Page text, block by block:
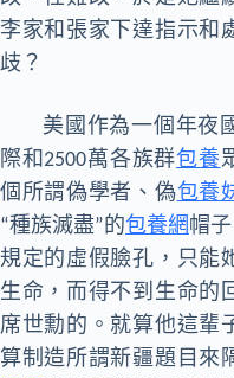
李家和張家下達指示和
歧？
美國作為一個年夜
際和2500萬各族群包養
個所謂偽學者、偽包養
“種族滅盡”的包養網帽
規定的虛假臉孔，只能
生命，而得不到生命的
席世勳的。就算他這輩
算制造所謂新疆題目來